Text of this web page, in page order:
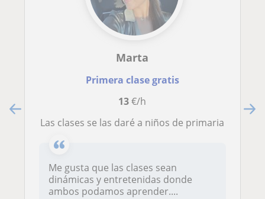
Marta
Primera clase gratis
13€/h
Las clases se las daré a niños de primaria
Me gusta que las clases sean
dinámicas y entretenidas donde
ambos podamos aprender....